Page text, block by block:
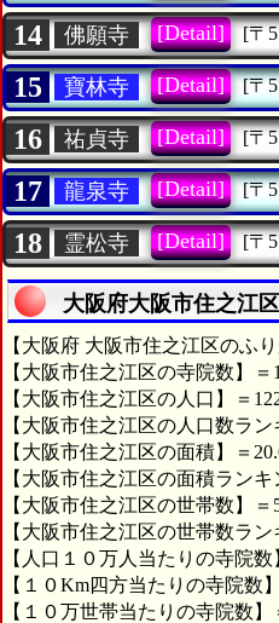
14 佛願寺 [Detail] [〒
15 寶林寺 [Detail] [〒
16 祐貞寺 [Detail] [〒
17 龍泉寺 [Detail] [〒
18 霊松寺 [Detail] [〒
大阪府大阪市住之江
【大阪府 大阪市住之江区のふ
【大阪市住之江区の寺院数】＝
【大阪市住之江区の人口】＝
【大阪市住之江区の人口数ラ
【大阪市住之江区の面積】＝
【大阪市住之江区の面積ラン
【大阪市住之江区の世帯数】＝
【大阪市住之江区の世帯数ラ
【人口１０万人当たりの寺院数
【１０Km四方当たりの寺院数
【１０万世帯当たりの寺院数】